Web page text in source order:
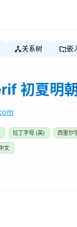
关系树 嵌
初夏明
拉丁字母 (英) 西里尔
文